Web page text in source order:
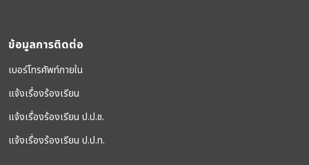
ข้อมูลการติดต่อ
เบอร์โทรศัพท์ภายใน
แจ้งเรื่องร้องเรียน
แจ้งเรื่องร้องเรียน ป.ป.ช.
แจ้งเรื่องร้องเรียน ป.ป.ท.